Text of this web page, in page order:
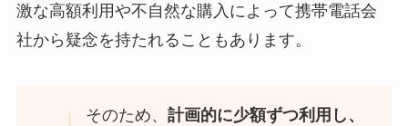
激な高額利用や不自然な購入によって携帯電話会
社から疑念を持たれることもあります。
そのため、計画的に少額ずつ利用し、